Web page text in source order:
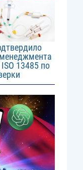
13485 по